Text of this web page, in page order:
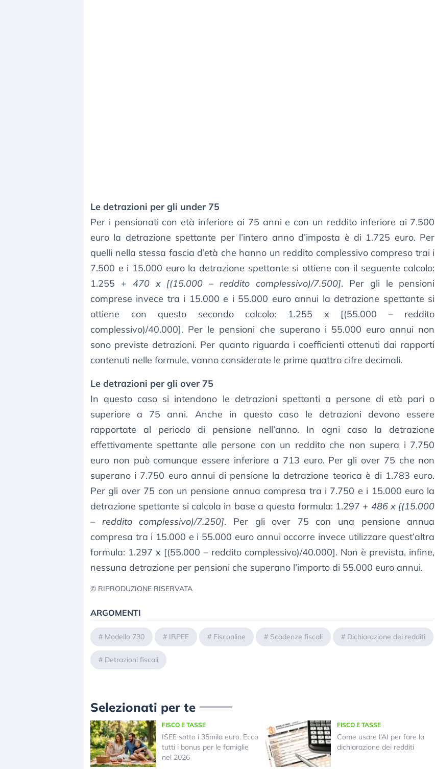
Le detrazioni per gli under 75
Per i pensionati con età inferiore ai 75 anni e con un reddito inferiore ai 7.500
euro la detrazione spettante per l’intero anno d’imposta è di 1.725 euro. Per
quelli nella stessa fascia d’età che hanno un reddito complessivo compreso trai i
7.500 e i 15.000 euro la detrazione spettante si ottiene con il seguente calcolo:
1.255 + 470 x [(15.000 – reddito complessivo)/7.500]. Per gli le pensioni
comprese invece tra i 15.000 e i 55.000 euro annui la detrazione spettante si
ottiene con questo secondo calcolo: 1.255 x [(55.000 – reddito
complessivo)/40.000]. Per le pensioni che superano i 55.000 euro annui non
sono previste detrazioni. Per quanto riguarda i coefficienti ottenuti dai rapporti
contenuti nelle formule, vanno considerate le prime quattro cifre decimali.
Le detrazioni per gli over 75
In questo caso si intendono le detrazioni spettanti a persone di età pari o
superiore a 75 anni. Anche in questo caso le detrazioni devono essere
rapportate al periodo di pensione nell’anno. In ogni caso la detrazione
effettivamente spettante alle persone con un reddito che non supera i 7.750
euro non può comunque essere inferiore a 713 euro. Per gli over 75 che non
superano i 7.750 euro annui di pensione la detrazione teorica è di 1.783 euro.
Per gli over 75 con un pensione annua compresa tra i 7.750 e i 15.000 euro la
detrazione spettante si calcola in base a questa formula: 1.297 + 486 x [(15.000
– reddito complessivo)/7.250]. Per gli over 75 con una pensione annua
compresa tra i 15.000 e i 55.000 euro annui occorre invece utilizzare quest’altra
formula: 1.297 x [(55.000 – reddito complessivo)/40.000]. Non è prevista, infine,
nessuna detrazione per pensioni che superano l’importo di 55.000 euro annui.
© RIPRODUZIONE RISERVATA
ARGOMENTI
# Modello 730 # IRPEF # Fisconline # Scadenze fiscali # Dichiarazione dei redditi
# Detrazioni fiscali
Selezionati per te
FISCO E TASSE
ISEE sotto i 35mila euro. Ecco
tutti i bonus per le famiglie
nel 2026
FISCO E TASSE
Come usare l’AI per fare la
dichiarazione dei redditi